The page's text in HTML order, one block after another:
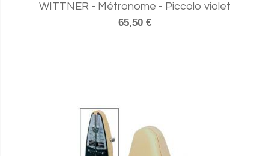
WITTNER - Métronome - Piccolo violet
65,50 €